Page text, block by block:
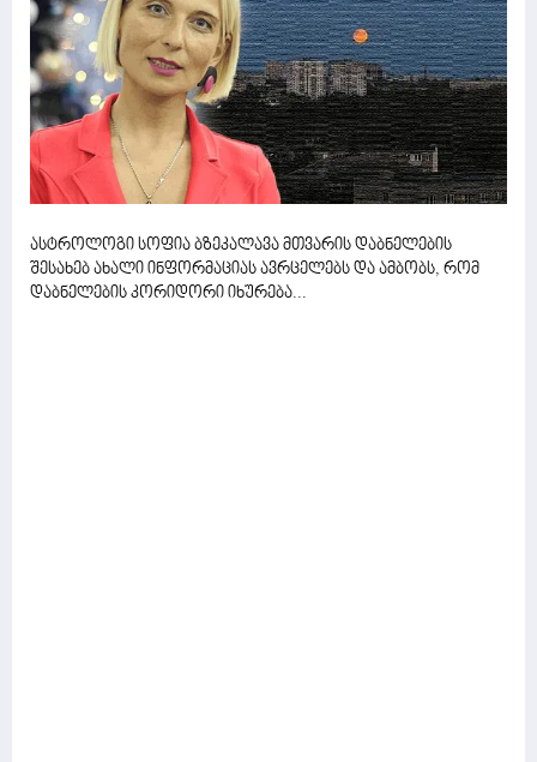
ასტროლოგი სოფია ბზეკალავა მთვარის დაბნელების
შესახებ ახალი ინფორმაციას ავრცელებს და ამბობს, რომ
დაბნელების კორიდორი იხურება...